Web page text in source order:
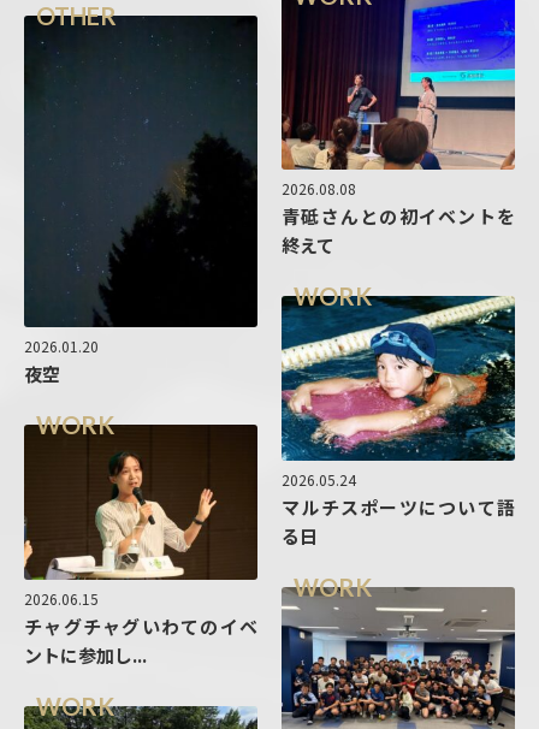
2026.08.08
青砥さんとの初イベントを
終えて
OTHER
2026.01.20
夜空
WORK
2026.05.24
マルチスポーツについて語
る日
WORK
2026.06.15
チャグチャグいわてのイベ
ントに参加し...
WORK
WORK